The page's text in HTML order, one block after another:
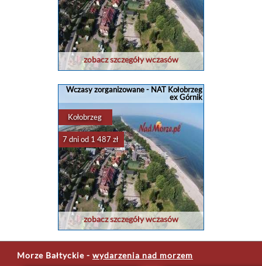
zobacz szczegóły wczasów
Wczasy zorganizowane - NAT Kołobrzeg
ex Górnik
Kołobrzeg
7 dni od 1 487 zł
zobacz szczegóły wczasów
Morze Bałtyckie - wydarzenia nad morzem